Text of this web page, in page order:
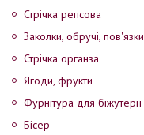
Стрічка репсова
Заколки, обручі, пов'язки
Стрічка органза
Ягоди, фрукти
Фурнітура для біжутерії
Бісер